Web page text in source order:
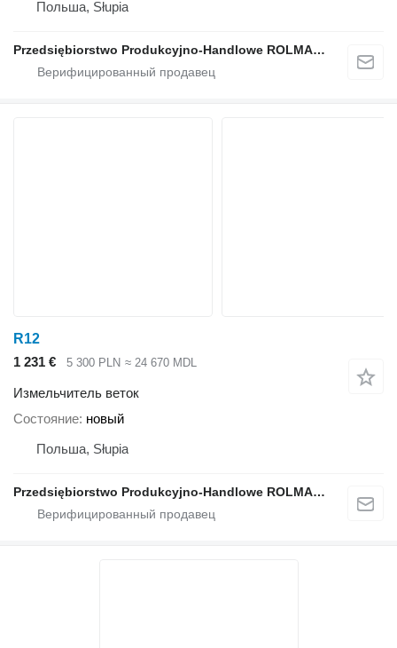
Польша, Słupia
Przedsiębiorstwo Produkcyjno-Handlowe ROLMAPOL Marcin Dziekan
R12
1 231 €
5 300 PLN ≈ 24 670 MDL
Измельчитель веток
Состояние новый
Польша, Słupia
Przedsiębiorstwo Produkcyjno-Handlowe ROLMAPOL Marcin Dziekan